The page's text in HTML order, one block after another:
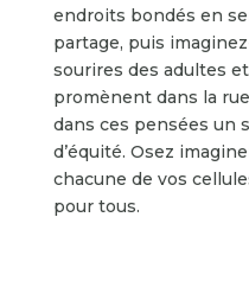
endroits bondés en
partage, puis
sourires des adultes
promènent dans la
dans ces pensées un
d’équité. Osez
chacune de vos
pour tous.